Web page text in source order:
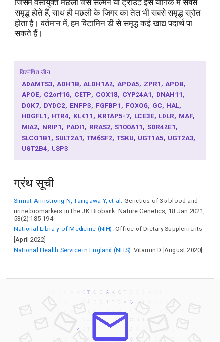
जिसमें वसायुक्त मछली जैसे सैल्मन या ट्राउट इस यौगिक में सबसे
समृद्ध होते हैं, साथ ही मछली के जिगर का तेल भी सबसे समृद्ध स्रोत
होता है। वर्तमान में, हम विटामिन डी से समृद्ध कई खाद्य पदार्थ पा
सकते हैं।
विश्लेषित जीन
ADAMTS3 ADH1B ALDH1A2 APOA5 ZPR1 APOB
APOE C2orf16 CETP COX18 CYP24A1 DNAH11
DOK7 DYDC2 ENPP3 FGFBP1 FOXO6 GC HAL
HDGFL1 HTR4 KLK11 KRTAP5-7 LCE3E LDLR MAF
MIA2 NRIP1 PADI1 RRAS2 S100A11 SDR42E1
SLCO1B1 SULT2A1 TM6SF2 TSKU UGT1A5 UGT2A3
UGT2B4 USP3
ग्रंथ सूची
Sinnot-Armstrong N, Tanigawa Y, et al.
Genetics of 35 blood and
urine biomarkers in the UK Biobank. Nature Genetics, 18 Jan 2021,
53(2):185-194
National Library of Medicine (NIH). Office of Dietary Supplements
[April 2022]
National Health Service in England (NHS). Vitamin D [August 2020]